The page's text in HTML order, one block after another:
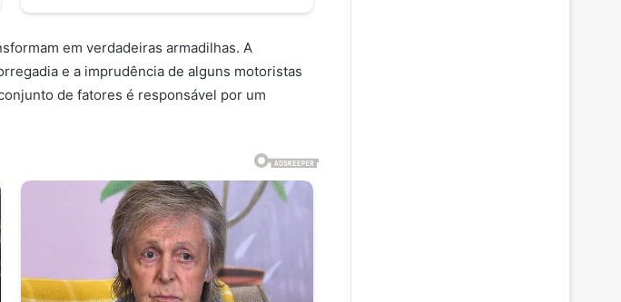
em verdadeiras armadilhas. A
e a imprudência de alguns motoristas
de fatores é responsável por um